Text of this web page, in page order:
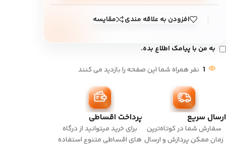
افزودن به علاقه مندی مقایسه
به من با پیامک اطلاع بده.
1 نفر همراه شما این صفحه را بازدید می کنند
ارسال سریع
سفارش شما در کوتاه‌ترین
زمان ممکن پردازش و ارسال
پرداخت اقساطی
برای خرید میتوانید از درگاه
های اقساطی متنوع استفاده